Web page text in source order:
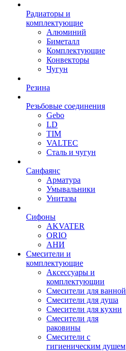
Радиаторы и
комплектующие
Алюминий
Биметалл
Комплектующие
Конвекторы
Чугун
Резина
Резьбовые соединения
Gebo
LD
TIM
VALTEC
Сталь и чугун
Санфаянс
Арматура
Умывальники
Унитазы
Сифоны
AKVATER
ORIO
АНИ
Смесители и
комплектующие
Аксессуары и
комплектующии
Смесители для ванной
Смесители для душа
Смесители для кухни
Смесители для
раковины
Смесители с
гигиеническим душем